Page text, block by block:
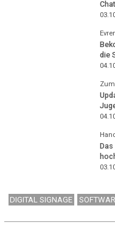
die
Das
DIGITAL SIGNAGE